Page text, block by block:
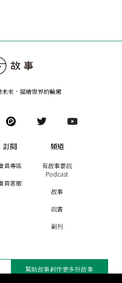
未來 ， 描繪世界的輪廓
訂閱
員專區
員客服
頻道
有故事要說
Podcast
故事
說書
副刊
幫助故事創作更多好故事